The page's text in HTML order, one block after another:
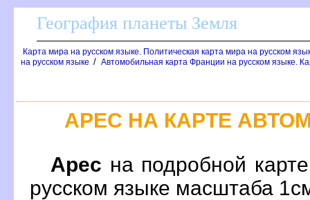
География планеты Земля
Карта мира на русском языке. Политическая карта мира на русском
на русском языке / Автомобильная карта Франции на русском языке.
АРЕС НА КАРТЕ
Арес на подробной
русском языке масштаба